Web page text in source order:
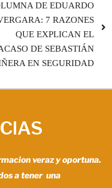
DE EDUARDO
7 RAZONES
QUE EXPLICAN EL
DE SEBASTIÁN
EN SEGURIDAD
veraz y oportuna.
a tener una